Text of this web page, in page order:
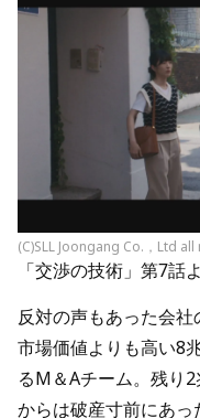
(C)SLL Joongang Co.，Ltd
「交渉の技術」第7話
反対の声もあった会社
市場価値よりも高い8
るM＆Aチーム。残り
からは破産寸前にあ